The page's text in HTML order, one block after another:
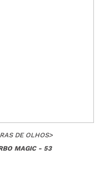
DE OLHOS>
MAGIC - 53